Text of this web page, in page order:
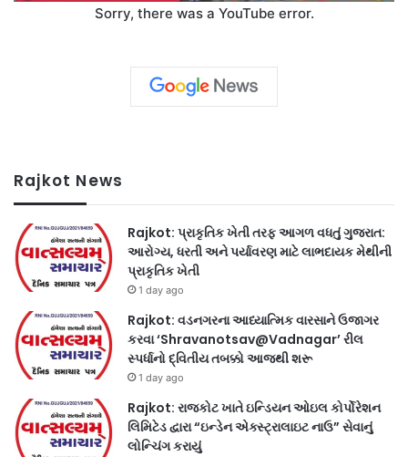
Sorry, there was a YouTube error.
Rajkot News
Rajkot: પ્રાકૃતિક ખેતી તરફ આગળ વધતું ગુજરાત:
આરોગ્ય, ધરતી અને પર્યાવરણ માટે લાભદાયક મેથીની
પ્રાકૃતિક ખેતી
1 day ago
Rajkot: વડનગરના આધ્યાત્મિક વારસાને ઉજાગર
કરવા ‘Shravanotsav@Vadnagar’ રીલ
સ્પર્ધાનો દ્વિતીય તબક્કો આજથી શરૂ
1 day ago
Rajkot: રાજકોટ ખાતે ઇન્ડિયન ઓઇલ કોર્પોરેશન
લિમિટેડ દ્વારા “ઇન્ડેન એક્સ્ટ્રાલાઇટ નાઉ” સેવાનું
લોન્ચિંગ કરાયું